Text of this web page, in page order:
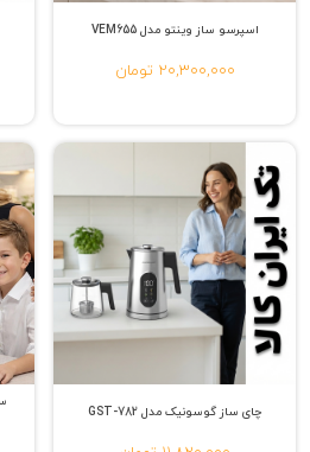
اسپرسو ساز وینتو مدل VEM655
20,300,000 تومان
چای ساز گوسونیک مدل GST-782